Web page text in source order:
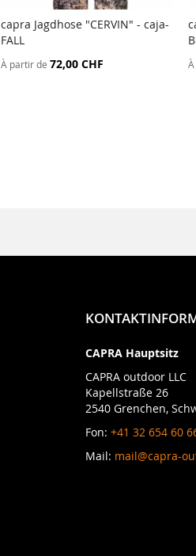
AJOUTER
capra Jagdhose "CERVIN" - caja-
FALL
À partir de 72,00 CHF
CAPRA Hauptsitz
CAPRA outdoor LLC
Kapellstraße 26
2540 Grenchen,
Fon: +41 32 654 60
Mail: mail@capra-